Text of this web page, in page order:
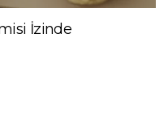
İzinde